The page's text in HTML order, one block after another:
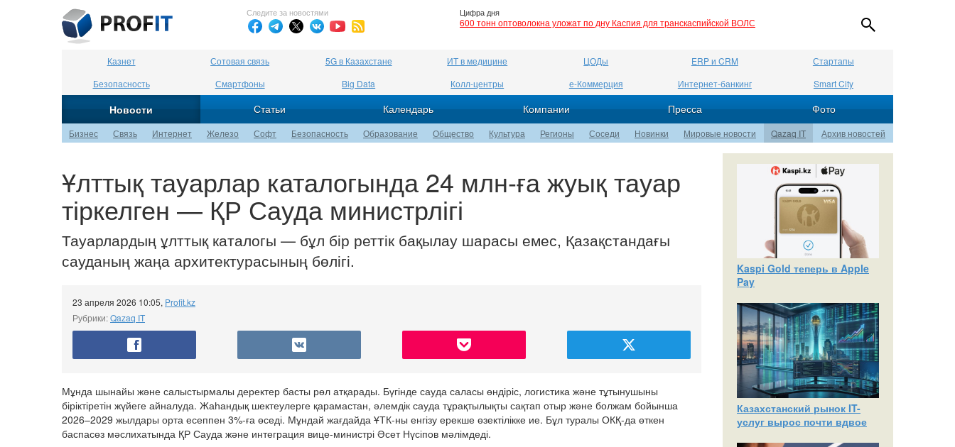
Следите за новостями Цифра дня
600 тонн оптоволокна уложат по дну Каспия для транскаспийской ВОЛС
Казнет Сотовая связь 5G в Казахстане ИТ в медицине ЦОДы ERP и CRM
Стартапы
Безопасность
Смартфоны Big Data Колл-центры е-Коммерция Интернет-банкинг Smart City
Новости Статьи Календарь Компании Пресса Фото
Бизнес Связь Интернет Железо Софт Безопасность Образование Общество Культура Регионы Соседи Новинки Мировые новости Qazaq IT Архив новостей
Ұлттық тауарлар каталогында 24 млн-ға жуық тауар
тіркелген — ҚР Сауда министрлігі
Тауарлардың ұлттық каталогы — бұл бір реттік бақылау шарасы емес, Қазақстандағы
сауданың жаңа архитектурасының бөлігі.
23 апреля 2026 10:05, Profit.kz
Рубрики:Qazaq IT
Мұнда шынайы және салыстырмалы деректер басты рөл атқарады. Бүгінде сауда саласы өндіріс, логистика және тұтынушыны
біріктіретін жүйеге айналуда. Жаһандық шектеулерге қарамастан, әлемдік сауда тұрақтылықты сақтап отыр және болжам бойынша
2026–2029 жылдары орта есеппен 3%-ға өседі. Мұндай жағдайда ҰТК-ны енгізу ерекше өзектілікке ие. Бұл туралы ОКҚ-да өткен
баспасөз мәслихатында ҚР Сауда және интеграция вице-министрі Әсет Нүсіпов мәлімдеді.
Kaspi Gold теперь в Apple
Pay
Казахстанский рынок IT-
услуг вырос почти вдвое